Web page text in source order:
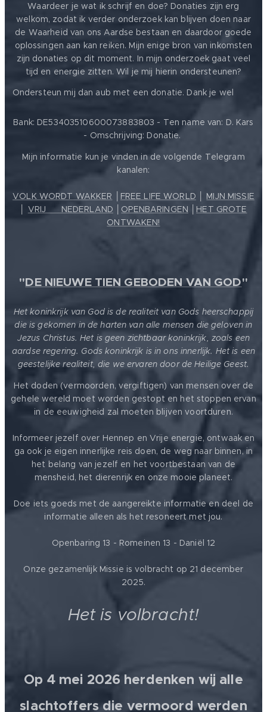
Waardeer je wat ik schrijf en doe? Donaties zijn erg
welkom, zodat ik verder onderzoek kan blijven doen naar
de Waarheid van ons Aardse bestaan en daardoor goede
oplossingen aan kan reiken. Mijn enige bron van inkomsten
zijn donaties op dit moment. In mijn onderzoek gaat veel
tijd en energie zitten. Wil je mij hierin ondersteunen?
Ondersteun mij dan aub met een donatie. Dank je wel
Bank: DE53403510600073883803 - Ten name van: D. Kars
- Omschrijving: Donatie.
Mijn informatie kun je vinden in de volgende Telegram
kanalen:
VOLK WORDT WAKKER FREE LIFE WORLD
MIJN MISSIE
VRIJ ❤️ NEDERLAND OPENBARINGEN
HET GROTE
ONTWAKEN!
"DE NIEUWE TIEN GEBODEN VAN GOD"
Het koninkrijk van God is de realiteit van Gods heerschappij
die is gekomen in de harten van alle mensen die geloven in
Jezus Christus. Het is geen zichtbaar koninkrijk, zoals een
aardse regering. Gods koninkrijk is in ons innerlijk. Het is een
geestelijke realiteit, die we ervaren door de Heilige Geest.
Het doden (vermoorden, vergiftigen) van mensen over de
gehele wereld moet worden gestopt en het stoppen ervan
in de eeuwigheid zal moeten blijven voortduren.
Informeer jezelf over Hennep en Vrije energie, ontwaak en
ga ook je eigen innerlijke reis doen, de weg naar binnen, in
het belang van jezelf en het voortbestaan van de
mensheid, het dierenrijk en onze mooie planeet.
Doe iets goeds met de aangereikte informatie en deel de
informatie alleen als het resoneert met jou.
Openbaring 13 - Romeinen 13 - Daniël 12
Onze gezamenlijk Missie is volbracht op 21 december
2025.
Het is volbracht!
Op 4 mei 2026 herdenken wij alle
slachtoffers die vermoord werden